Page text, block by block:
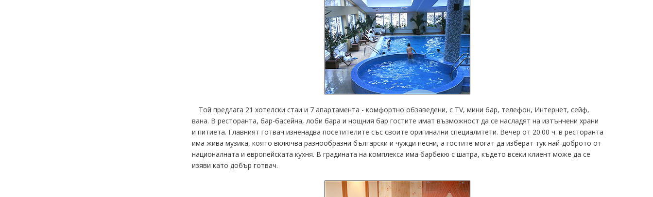
Той предлага 21 хотелски стаи и 7 апартамента - комфортно обзаведени, с TV, мини бар, телефон, Интернет, сейф,
вана. В ресторанта, бар-басейна, лоби бара и нощния бар гостите имат възможност да се насладят на изтънчени храни
и питиета. Главният готвач изненадва посетителите със своите оригинални специалитети. Вечер от 20.00 ч. в ресторанта
има жива музика, която включва разнообразни български и чужди песни, а гостите могат да изберат тук най-доброто от
националната и европейската кухня. В градината на комплекса има барбекю с шатра, където всеки клиент може да се
изяви като добър готвач.